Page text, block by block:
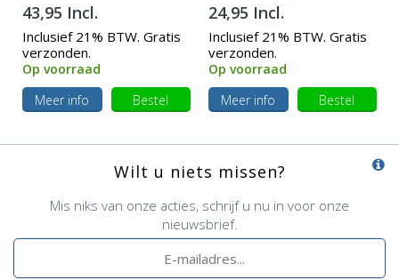
43,95 Incl.
Inclusief 21% BTW. Gratis
verzonden.
Op voorraad
Meer info
Bestel
24,95 Incl.
Inclusief 21% BTW. Gratis
verzonden.
Op voorraad
Meer info
Bestel
Wilt u niets missen?
Mis niks van onze acties, schrijf u nu in voor onze
nieuwsbrief.